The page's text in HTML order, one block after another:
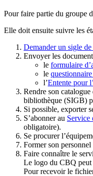
Pour faire partie du groupe
Elle doit ensuite suivre les
Demander un sigle
Envoyer les
le formulaire
le
l’Entente pour
Rendre son
bibliothèque (SIGB)
Si possible, exporter
S’abonner au Service
obligatoire).
Se procurer
Former son
Faire connaître le
Le logo du CBQ peut
Pour recevoir le